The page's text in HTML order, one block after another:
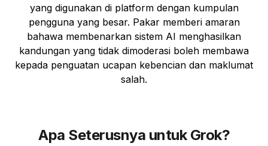
yang digunakan di platform dengan kumpulan
pengguna yang besar. Pakar memberi amaran
bahawa membenarkan sistem AI menghasilkan
kandungan yang tidak dimoderasi boleh membawa
kepada penguatan ucapan kebencian dan maklumat
salah.
Apa Seterusnya untuk Grok?